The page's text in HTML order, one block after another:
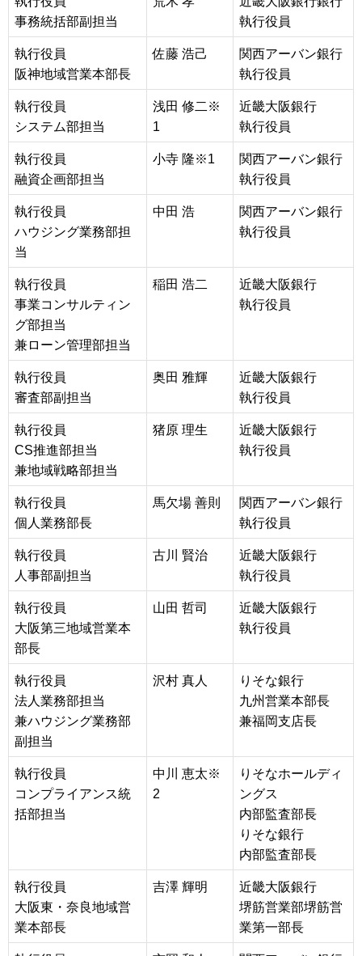
事務統括部副担当
執行役員
執行役員
阪神地域営業本部長
佐藤 浩己
関西アーバン銀行
執行役員
執行役員
システム部担当
浅田 修二※
1
近畿大阪銀行
執行役員
執行役員
融資企画部担当
小寺 隆※1
関西アーバン銀行
執行役員
執行役員
ハウジング業務部担
当
中田 浩
関西アーバン銀行
執行役員
執行役員
事業コンサルティン
グ部担当
兼ローン管理部担当
稲田 浩二
近畿大阪銀行
執行役員
執行役員
審査部副担当
奥田 雅輝
近畿大阪銀行
執行役員
執行役員
CS推進部担当
兼地域戦略部担当
猪原 理生
近畿大阪銀行
執行役員
執行役員
個人業務部長
馬欠場 善則
関西アーバン銀行
執行役員
執行役員
人事部副担当
古川 賢治
近畿大阪銀行
執行役員
執行役員
大阪第三地域営業本
部長
山田 哲司
近畿大阪銀行
執行役員
執行役員
法人業務部担当
兼ハウジング業務部
副担当
沢村 真人
りそな銀行
九州営業本部長
兼福岡支店長
執行役員
コンプライアンス統
括部担当
中川 恵太※
2
りそなホールディ
ングス
内部監査部長
りそな銀行
内部監査部長
執行役員
大阪東・奈良地域営
業本部長
吉澤 輝明
近畿大阪銀行
堺筋営業部堺筋営
業第一部長